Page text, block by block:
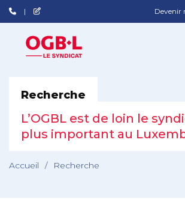
Devenir
Recherche
L’OGBL est de loin le
plus important au
Accueil / Recherche